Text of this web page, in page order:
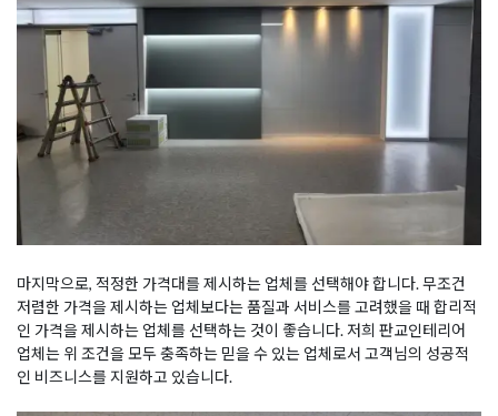
마지막으로, 적정한 가격대를 제시하는 업체를 선택해야 합니다. 무조건
저렴한 가격을 제시하는 업체보다는 품질과 서비스를 고려했을 때 합리적
인 가격을 제시하는 업체를 선택하는 것이 좋습니다. 저희 판교인테리어
업체는 위 조건을 모두 충족하는 믿을 수 있는 업체로서 고객님의 성공적
인 비즈니스를 지원하고 있습니다.